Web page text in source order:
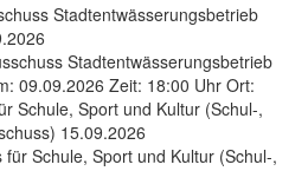
Stadtentwässerungsbetrieb
Stadtentwässerungsbetrieb
09.09.2026 Zeit: 18:00 Uhr Ort:
Schule, Sport und Kultur (Schul-,
15.09.2026
Schule, Sport und Kultur (Schul-,